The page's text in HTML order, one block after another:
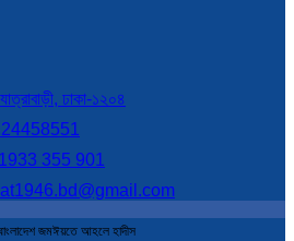
ঢাকা-১২০৪
355 901
জমঈয়তে আহলে হাদীস